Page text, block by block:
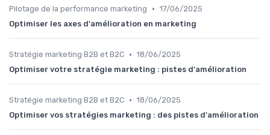
Pilotage de la performance marketing • 17/06/2025
Optimiser les axes d'amélioration en marketing
Stratégie marketing B2B et B2C • 18/06/2025
Optimiser votre stratégie marketing : pistes d'amélioration
Stratégie marketing B2B et B2C • 18/06/2025
Optimiser vos stratégies marketing : des pistes d'amélioration